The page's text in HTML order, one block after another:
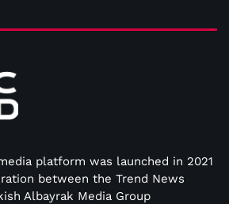
platform was launched in 2021
between the Trend News
Albayrak Media Group